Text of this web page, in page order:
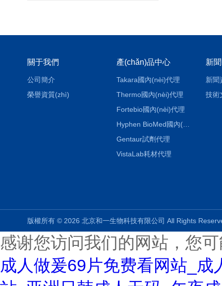
關于我們
公司簡介
榮譽資質(zhì)
產(chǎn)品中心
Takara國內(nèi)代理
Thermo國內(nèi)代理
Fortebio國內(nèi)代理
Hyphen BioMed國內(nèi)代理
Gentaur試劑代理
VistaLab耗材代理
新
新聞
技術
版權所有 © 2026 北京和一生物科技有限公司 All Rights
感谢您访问我们的网站，您
成人做爰69片免费看网站_